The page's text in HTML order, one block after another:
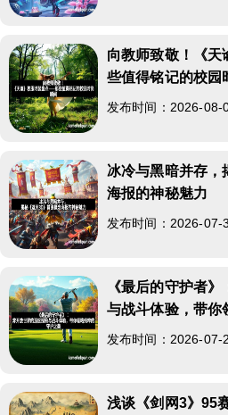
向教师致敬！《
些值得铭记的校园
发布时间：2026-08-
冰冷与黑暗并存，
海报的神秘魅力
发布时间：2026-07-
《最后的守护者
与战斗体验，带你
发布时间：2026-07-
浅谈《剑网3》95